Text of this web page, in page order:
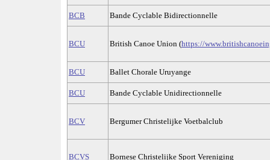
BCB Bande Cyclable Bidirectionnelle
BCU British Canoe Union (https://
BCU Ballet Chorale Uruyange
BCU Bande Cyclable Unidirectionnelle
BCV Bergumer Christelijke Voetbalclub
BCVS Bornese Christelijke Sport Vereniging